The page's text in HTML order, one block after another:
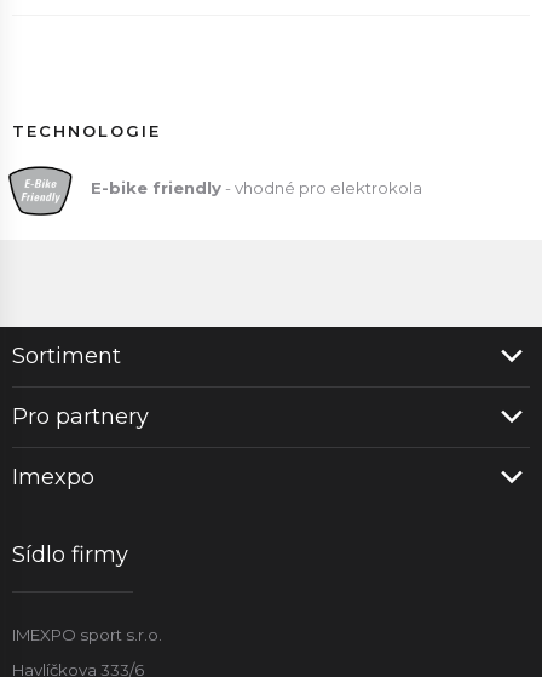
TECHNOLOGIE
E-bike friendly - vhodné pro elektrokola
Sortiment
Pro partnery
Imexpo
Sídlo firmy
IMEXPO sport s.r.o.
Havlíčkova 333/6